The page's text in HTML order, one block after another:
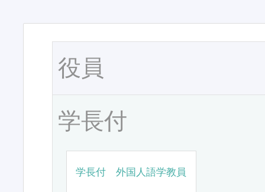
役員
学長付
学長付 外国人語学教員